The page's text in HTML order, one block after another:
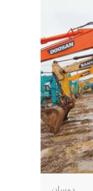
دوسان